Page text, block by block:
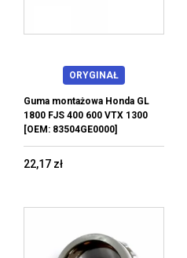
ORYGINAŁ
Guma montażowa Honda GL
1800 FJS 400 600 VTX 1300
[OEM: 83504GE0000]
22,17 zł